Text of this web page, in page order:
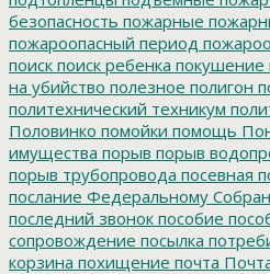
безопасность пожарные
пожароопасный период
поиск поиск ребенка покушение
на убийство полезное полигон
политехнический техникум
Половинко помойки помощь
имущества порыв порыв
порыв трубопровода посевная
послание Федеральному
последний звонок пособие
сопровождение посылка
корзина похищение почта